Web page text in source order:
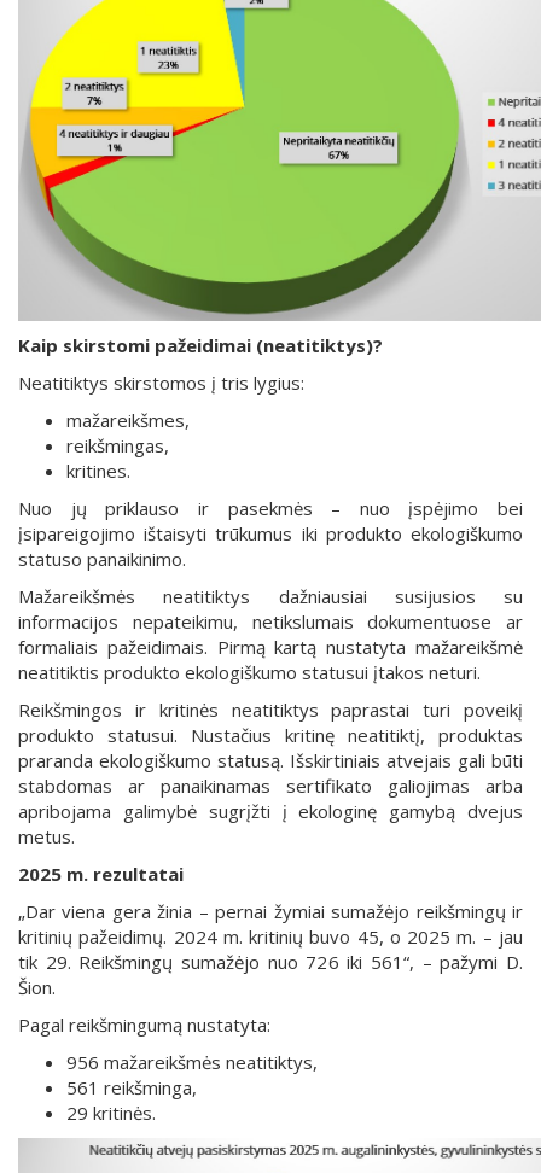
Kaip skirstomi pažeidimai (neatitiktys)?
Neatitiktys skirstomos į tris lygius:
mažareikšmes,
reikšmingas,
kritines.
Nuo jų priklauso ir pasekmės – nuo įspėjimo bei
įsipareigojimo ištaisyti trūkumus iki produkto ekologiškumo
statuso panaikinimo.
Mažareikšmės neatitiktys dažniausiai susijusios su
informacijos nepateikimu, netikslumais dokumentuose ar
formaliais pažeidimais. Pirmą kartą nustatyta mažareikšmė
neatitiktis produkto ekologiškumo statusui įtakos neturi.
Reikšmingos ir kritinės neatitiktys paprastai turi poveikį
produkto statusui. Nustačius kritinę neatitiktį, produktas
praranda ekologiškumo statusą. Išskirtiniais atvejais gali būti
stabdomas ar panaikinamas sertifikato galiojimas arba
apribojama galimybė sugrįžti į ekologinę gamybą dvejus
metus.
2025 m. rezultatai
„Dar viena gera žinia – pernai žymiai sumažėjo reikšmingų ir
kritinių pažeidimų. 2024 m. kritinių buvo 45, o 2025 m. – jau
tik 29. Reikšmingų sumažėjo nuo 726 iki 561“, – pažymi D.
Šion.
Pagal reikšmingumą nustatyta:
956 mažareikšmės neatitiktys,
561 reikšminga,
29 kritinės.